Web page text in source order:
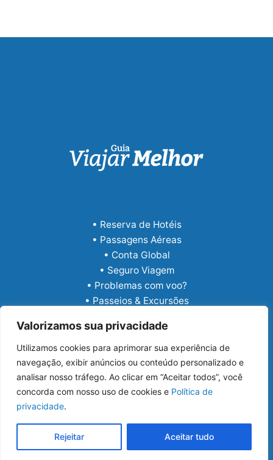
Valorizamos sua privacidade
Utilizamos cookies para aprimorar sua experiência de
navegação, exibir anúncios ou conteúdo personalizado e
analisar nosso tráfego. Ao clicar em “Aceitar todos”, você
concorda com nosso uso de cookies e Política de
privacidade.
Rejeitar Aceitar tudo
• Reserva de Hotéis
• Passagens Aéreas
• Conta Global
• Seguro Viagem
• Problemas com voo?
• Passeios & Excursões
Copyright © 2026 Guia Viajar Melhor